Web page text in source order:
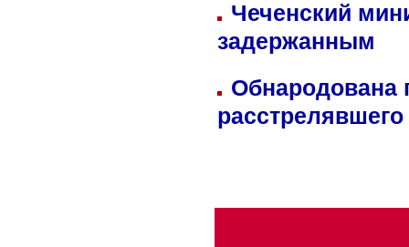
Чеченский
задержанным
Обнародована